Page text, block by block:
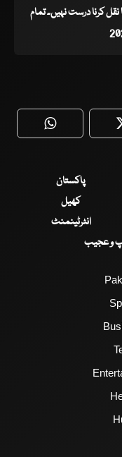
کرنا درست نہیں۔ تمام
WhatsApp
پاکستان
کھیل
انٹرٹینمنٹ
و عجیب